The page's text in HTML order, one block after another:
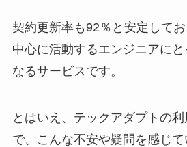
契約更新率も92％と安定して
中心に活動するエンジニアに
なるサービスです。
とはいえ、テックアダプトの
で、こんな不安や疑問を感じて